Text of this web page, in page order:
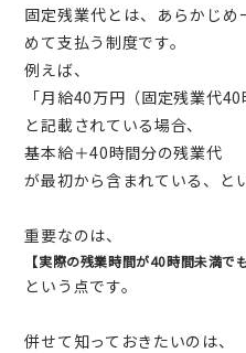
固定残業代とは、あらかじ
めて支払う制度です。
例えば、
「月給40万円（固定残業代40
と記載されている場合、
基本給＋40時間分の残業代
が最初から含まれている、と
重要なのは、
【実際の残業時間が40時間未満で
という点です。
併せて知っておきたいのは、